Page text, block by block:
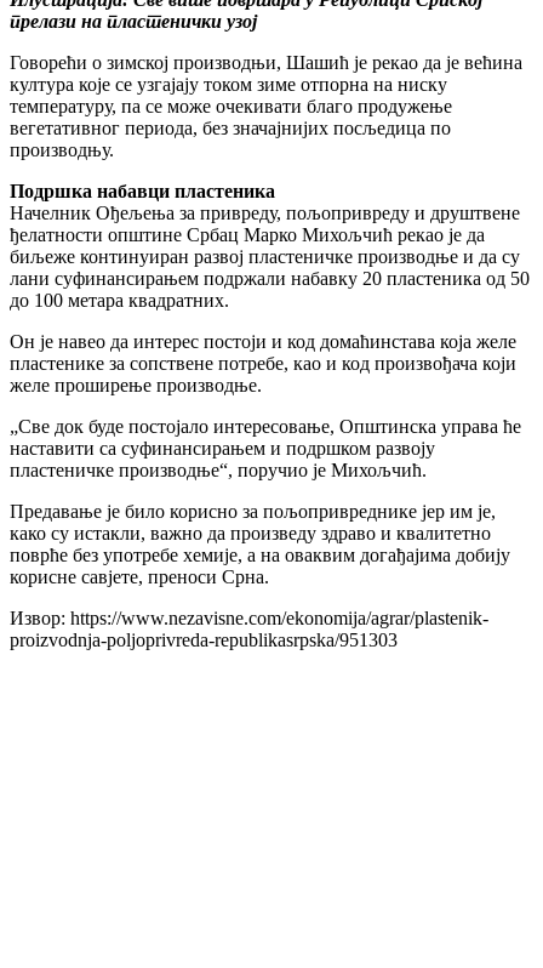
прелази на пластенички узој
Говорећи о зимској производњи, Шашић је рекао да је већина
култура које се узгајају током зиме отпорна на ниску
температуру, па се може очекивати благо продужење
вегетативног периода, без значајнијих посљедица по
производњу.
Подршка набавци пластеника
Начелник Ођељења за привреду, пољопривреду и друштвене
ђелатности општине Србац Марко Михољчић рекао је да
биљеже континуиран развој пластеничке производње и да су
лани суфинансирањем подржали набавку 20 пластеника од 50
до 100 метара квадратних.
Он је навео да интерес постоји и код домаћинстава која желе
пластенике за сопствене потребе, као и код произвођача који
желе проширење производње.
„Све док буде постојало интересовање, Општинска управа ће
наставити са суфинансирањем и подршком развоју
пластеничке производње“, поручио је Михољчић.
Предавање је било корисно за пољопривреднике јер им је,
како су истакли, важно да произведу здраво и квалитетно
поврће без употребе хемије, а на оваквим догађајима добију
корисне савјете, преноси Срна.
Извор: https://www.nezavisne.com/ekonomija/agrar/plastenik-
proizvodnja-poljoprivreda-republikasrpska/951303